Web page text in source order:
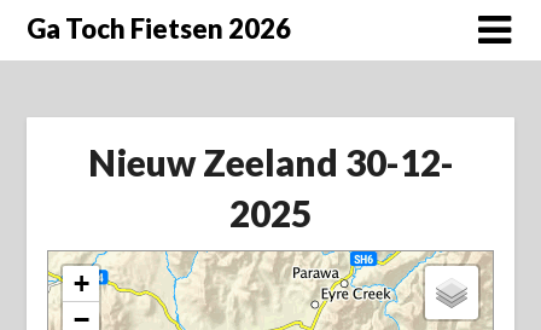
Doorgaan
naar
Ga Toch Fietsen 2026
Nieuw Zeeland 30-12-
2025
+
−